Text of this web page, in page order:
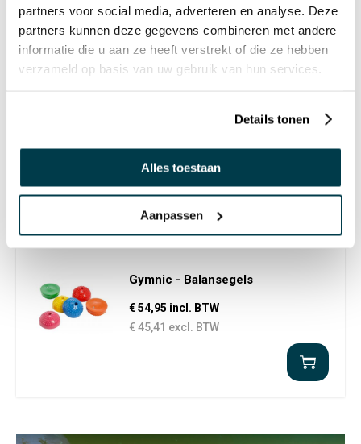
partners voor social media, adverteren en analyse. Deze
partners kunnen deze gegevens combineren met andere
informatie die u aan ze heeft verstrekt of die ze hebben
verzameld op basis van uw gebruik van hun services.
Details tonen
Alles toestaan
Aanpassen
€ 54,50 excl. BTW
Gymnic - Balansegels
€ 54,95 incl. BTW
€ 45,41 excl. BTW